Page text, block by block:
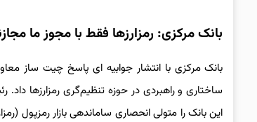
بانک مرکزی: رمزارزها فقط با مجوز ما
بانک مرکزی با انتشار جوابیه ای پاسخ چیت ساز
این بانک را متولی انحصاری ساماندهی بازار رمزپول